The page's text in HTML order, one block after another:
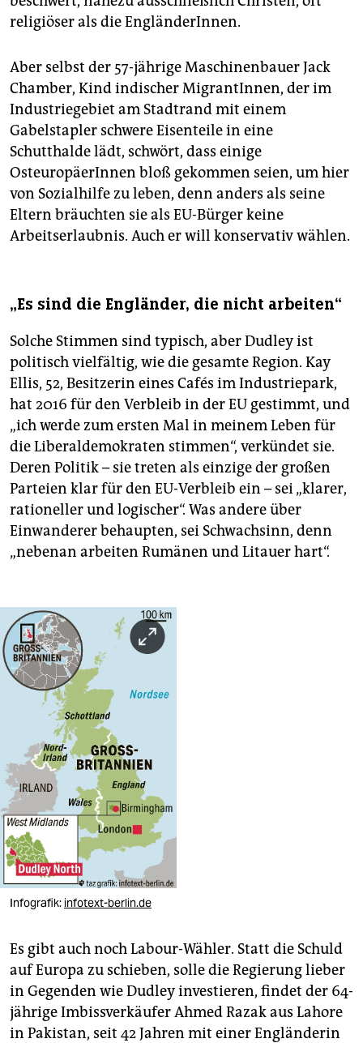
religiöser als die EngländerInnen.
Aber selbst der 57-jährige Maschinenbauer Jack
Chamber, Kind indischer MigrantInnen, der im
Industriegebiet am Stadtrand mit einem
Gabelstapler schwere Eisenteile in eine
Schutthalde lädt, schwört, dass einige
OsteuropäerInnen bloß gekommen seien, um hier
von Sozialhilfe zu leben, denn anders als seine
Eltern bräuchten sie als EU-Bürger keine
Arbeitserlaubnis. Auch er will konservativ wählen.
„Es sind die Engländer, die nicht arbeiten“
Solche Stimmen sind typisch, aber Dudley ist
politisch vielfältig, wie die gesamte Region. Kay
Ellis, 52, Besitzerin eines Cafés im Industriepark,
hat 2016 für den Verbleib in der EU gestimmt, und
„ich werde zum ersten Mal in meinem Leben für
die Liberaldemokraten stimmen“, verkündet sie.
Deren Politik – sie treten als einzige der großen
Parteien klar für den EU-Verbleib ein – sei „klarer,
rationeller und logischer“. Was andere über
Einwanderer behaupten, sei Schwachsinn, denn
„nebenan arbeiten Rumänen und Litauer hart“.
Infografik: infotext-berlin.de
Es gibt auch noch Labour-Wähler. Statt die Schuld
auf Europa zu schieben, solle die Regierung lieber
in Gegenden wie Dudley investieren, findet der 64-
jährige Imbissverkäufer Ahmed Razak aus Lahore
in Pakistan, seit 42 Jahren mit einer Engländerin